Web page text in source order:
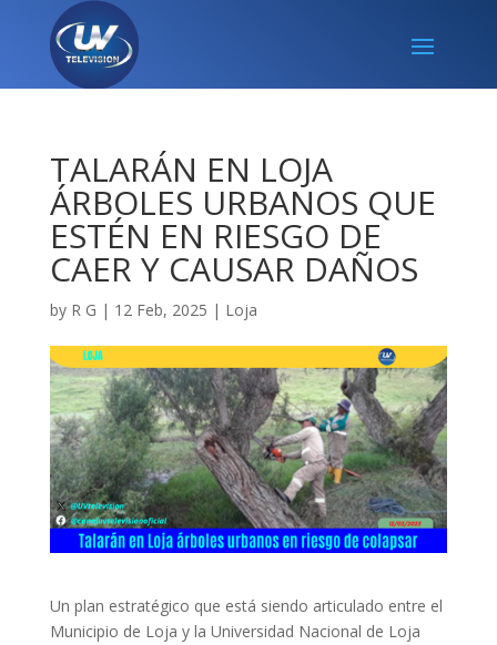
TALARÁN EN LOJA
ÁRBOLES URBANOS QUE
ESTÉN EN RIESGO DE
CAER Y CAUSAR DAÑOS
by R G | 12 Feb, 2025 | Loja
Un plan estratégico que está siendo articulado entre el
Municipio de Loja y la Universidad Nacional de Loja